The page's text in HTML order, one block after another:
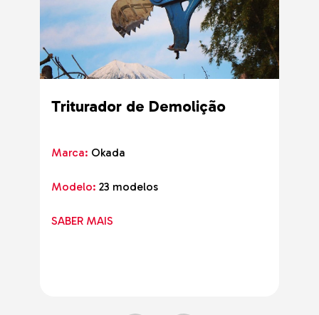
Triturador de Demolição
Marca: Okada
Modelo: 23 modelos
SABER MAIS